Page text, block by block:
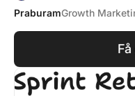
PraburamGrowth